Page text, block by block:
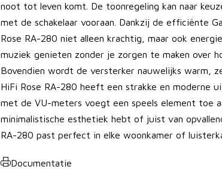
noot tot leven komt. De toonregeling kan naar
met de schakelaar vooraan. Dankzij de efficiënte
Rose RA-280 niet alleen krachtig, maar ook
muziek genieten zonder je zorgen te maken over
Bovendien wordt de versterker nauwelijks warm,
HiFi Rose RA-280 heeft een strakke en moderne
met de VU-meters voegt een speels element toe
minimalistische esthetiek hebt of juist van
RA-280 past perfect in elke woonkamer of
Documentatie